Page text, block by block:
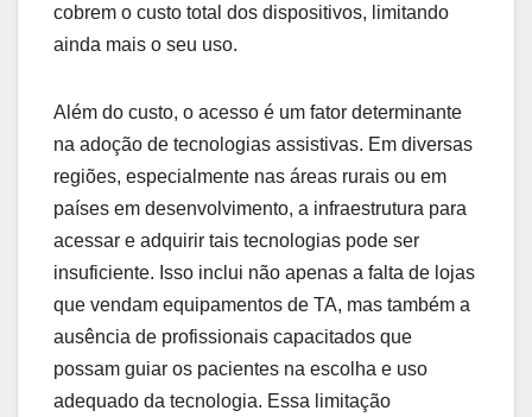
cobrem o custo total dos dispositivos, limitando
ainda mais o seu uso.
Além do custo, o acesso é um fator determinante
na adoção de tecnologias assistivas. Em diversas
regiões, especialmente nas áreas rurais ou em
países em desenvolvimento, a infraestrutura para
acessar e adquirir tais tecnologias pode ser
insuficiente. Isso inclui não apenas a falta de lojas
que vendam equipamentos de TA, mas também a
ausência de profissionais capacitados que
possam guiar os pacientes na escolha e uso
adequado da tecnologia. Essa limitação